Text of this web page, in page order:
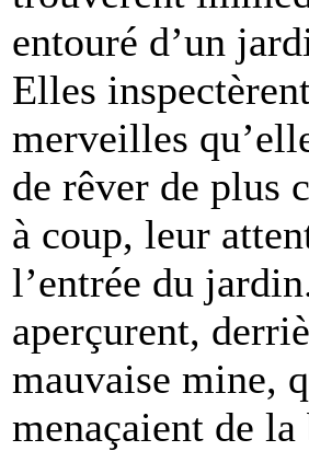
entouré d’un
Elles
merveilles
de rêver de plus
à coup, leur
l’entrée du
aperçurent,
mauvaise mine,
menaçaient de